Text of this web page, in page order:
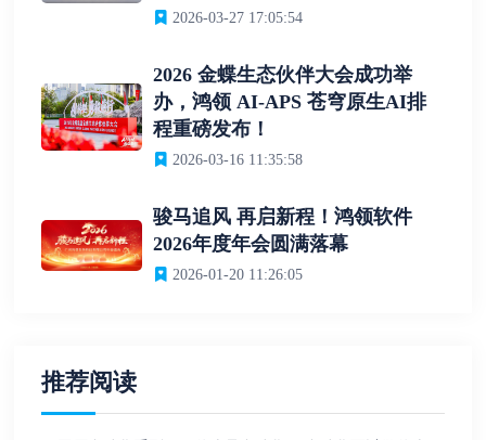
2026-03-27 17:05:54
2026 金蝶生态伙伴大会成功举
办，鸿领 AI-APS 苍穹原生AI排
程重磅发布！
2026-03-16 11:35:58
骏马追风 再启新程！鸿领软件
2026年度年会圆满落幕
2026-01-20 11:26:05
推荐阅读